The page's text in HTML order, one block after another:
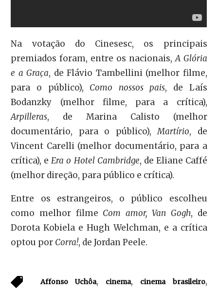
Na votação do Cinesesc, os principais
premiados foram, entre os nacionais,A Glória
e a Graça, de Flávio Tambellini (melhor filme,
para o público), Como nossos pais, de Laís
Bodanzky (melhor filme, para a crítica),
Arpilleras, de Marina Calisto (melhor
documentário, para o público),Martírio, de
Vincent Carelli (melhor documentário, para a
crítica), eEra o Hotel Cambridge, de Eliane Caffé
(melhor direção, para público e crítica).
Entre os estrangeiros, o público escolheu
como melhor filme Com amor, Van Gogh, de
Dorota Kobiela e Hugh Welchman, e a crítica
optou por Corra!, de Jordan Peele.
Affonso Uchôa, cinema, cinema brasileiro,